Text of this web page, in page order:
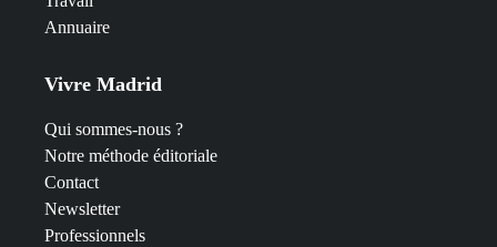
Annuaire
Vivre Madrid
Qui sommes-nous ?
Notre méthode éditoriale
Contact
Newsletter
Professionnels